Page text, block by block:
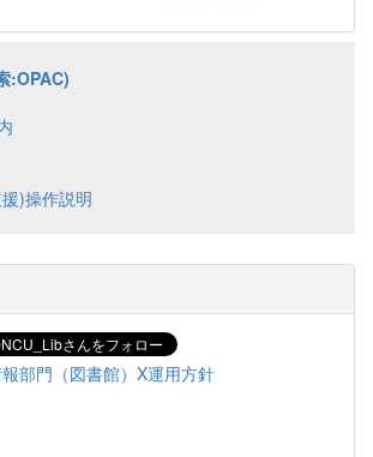
:OPAC)
)操作説明
部門（図書館）X運用方針